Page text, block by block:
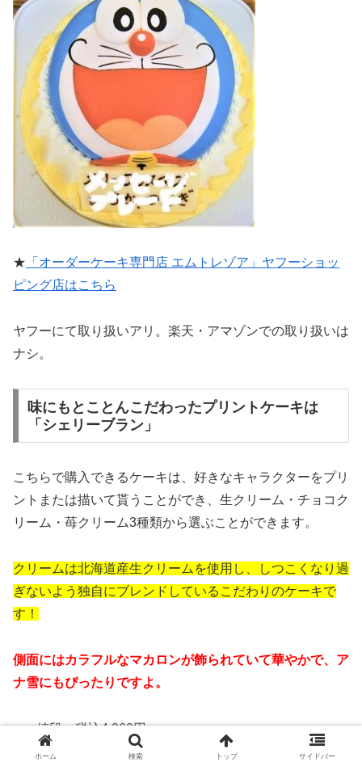
★ 「オーダーケーキ専門店 エムトレゾア」ヤフーショッ
ピング店はこちら
ヤフーにて取り扱いアリ。楽天・アマゾンでの取り扱いは
ナシ。
味にもとことんこだわったプリントケーキは
「シェリーブラン」
こちらで購入できるケーキは、好きなキャラクターをプリ
ントまたは描いて貰うことができ、生クリーム・チョコク
リーム・苺クリーム3種類から選ぶことができます。
クリームは北海道産生クリームを使用し、しつこくなり過
ぎないよう独自にブレンドしているこだわりのケーキで
す！
側面にはカラフルなマカロンが飾られていて華やかで、ア
ナ雪にもぴったりですよ。
値段：税込4,060円～
サイズ：4号（12cm）～
ホーム 検索 トップ サイドバー